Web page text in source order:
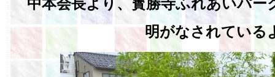
中本会長より、寳勝寺ふれあいパー
明がなされている